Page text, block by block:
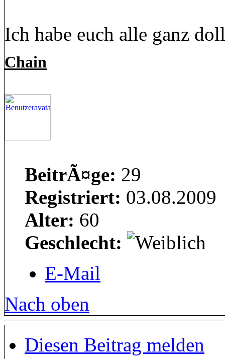
Ich habe euch alle ganz
Chain
BeitrÃ¤ge: 29
Registriert: 03.08.2009
Alter: 60
Geschlecht:
E-Mail
Nach oben
Diesen Beitrag melden